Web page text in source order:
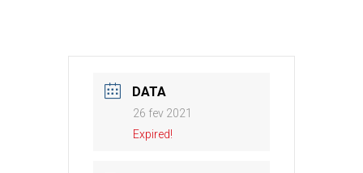
DATA
26 fev 2021
Expired!